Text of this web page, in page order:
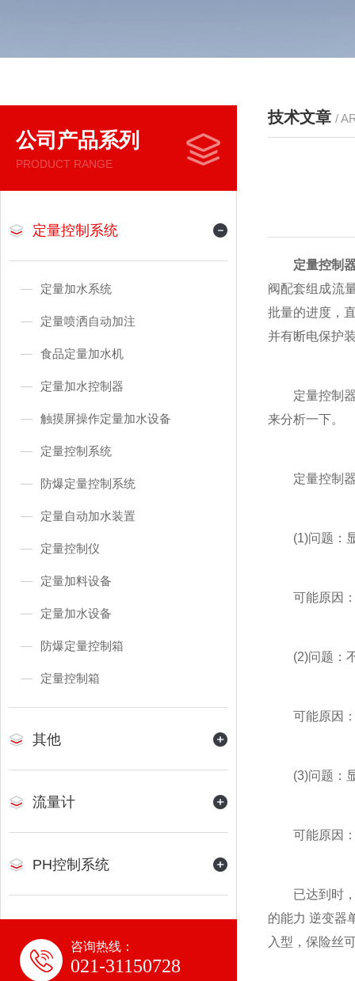
公司产品系列
PRODUCT RANGE
定量控制系统
定量加水系统
定量喷洒自动加注
食品定量加水机
定量加水控制器
触摸屏操作定量加水设备
定量控制系统
防爆定量控制系统
定量自动加水装置
定量控制仪
定量加料设备
定量加水设备
防爆定量控制箱
定量控制箱
其他
流量计
PH控制系统
咨询热线：
021-31150728
技术文章 /
定量控制
阀配套组成流
批量的进度，
并有断电保护
定量控制器
来分析一下。
定量控制器
(1)问题：显
可能原因：
(2)问题：
可能原因：
(3)问题：显
可能原因：
已达到时，
的能力 逆变器
入型，保险丝